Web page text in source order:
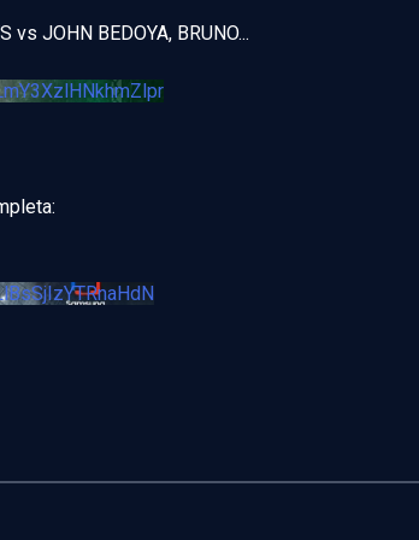
vs JOHN BEDOYA, BRUNO...